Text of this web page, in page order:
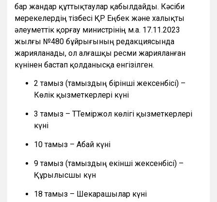
бар жандар құттықтаулар қабылдайды. Кәсіби
мерекелердің тізбесі ҚР Еңбек және халықты
әлеуметтік қорғау министрінің м.а. 17.11.2023
жылғы №480 бұйрығының редакциясында
жарияланады, ол алғашқы ресми жарияланған
күнінен бастап қолданысқа енгізілген.
2 тамыз (тамыздың бірінші жексенбісі) –
Көлік қызметкерлері күні
3 тамыз – ТТеміржол көлігі қызметкерлері
күні
10 тамыз – Абай күні
9 тамыз (тамыздың екінші жексенбісі) –
Құрылысшы күн
18 тамыз – Шекарашылар күні